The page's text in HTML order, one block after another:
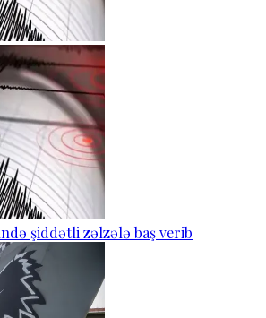
şiddətli zəlzələ baş verib